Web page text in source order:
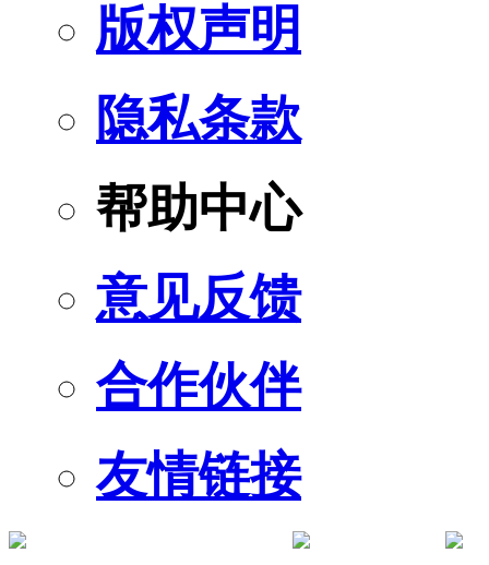
版权声明
隐私条款
帮助中心
意见反馈
合作伙伴
友情链接